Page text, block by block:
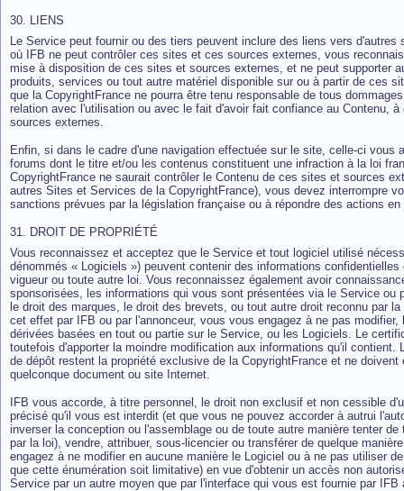
30. LIENS
Le Service peut fournir ou des tiers peuvent inclure des liens vers
où IFB ne peut contrôler ces sites et ces sources externes, vous
mise à disposition de ces sites et sources externes, et ne peut supporter
produits, services ou tout autre matériel disponible sur ou à partir de ces
que la CopyrightFrance ne pourra être tenu responsable de tous
relation avec l'utilisation ou avec le fait d'avoir fait confiance au Contenu,
sources externes.
Enfin, si dans le cadre d'une navigation effectuée sur le site, celle-ci vous
forums dont le titre et/ou les contenus constituent une infraction à la loi
CopyrightFrance ne saurait contrôler le Contenu de ces sites et sources
autres Sites et Services de la CopyrightFrance), vous devez interrompre
sanctions prévues par la législation française ou à répondre des actions
31. DROIT DE PROPRIÉTÉ
Vous reconnaissez et acceptez que le Service et tout logiciel utilisé
dénommés « Logiciels ») peuvent contenir des informations
vigueur ou toute autre loi. Vous reconnaissez également avoir
sponsorisées, les informations qui vous sont présentées via le Service ou
le droit des marques, le droit des brevets, ou tout autre droit reconnu par
cet effet par IFB ou par l'annonceur, vous vous engagez à ne pas
dérivées basées en tout ou partie sur le Service, ou les Logiciels. Le
toutefois d'apporter la moindre modification aux informations qu'il
de dépôt restent la propriété exclusive de la CopyrightFrance et ne
quelconque document ou site Internet.
IFB vous accorde, à titre personnel, le droit non exclusif et non cessible
précisé qu'il vous est interdit (et que vous ne pouvez accorder à autrui
inverser la conception ou l'assemblage ou de toute autre manière tenter
par la loi), vendre, attribuer, sous-licencier ou transférer de quelque
engagez à ne modifier en aucune manière le Logiciel ou à ne pas utiliser
que cette énumération soit limitative) en vue d'obtenir un accès non
Service par un autre moyen que par l'interface qui vous est fournie par IFB